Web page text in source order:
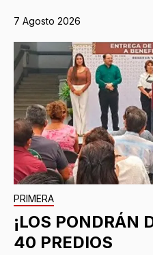
7 Agosto 2026
PRIMERA
¡LOS PONDRÁN
40 PREDIOS